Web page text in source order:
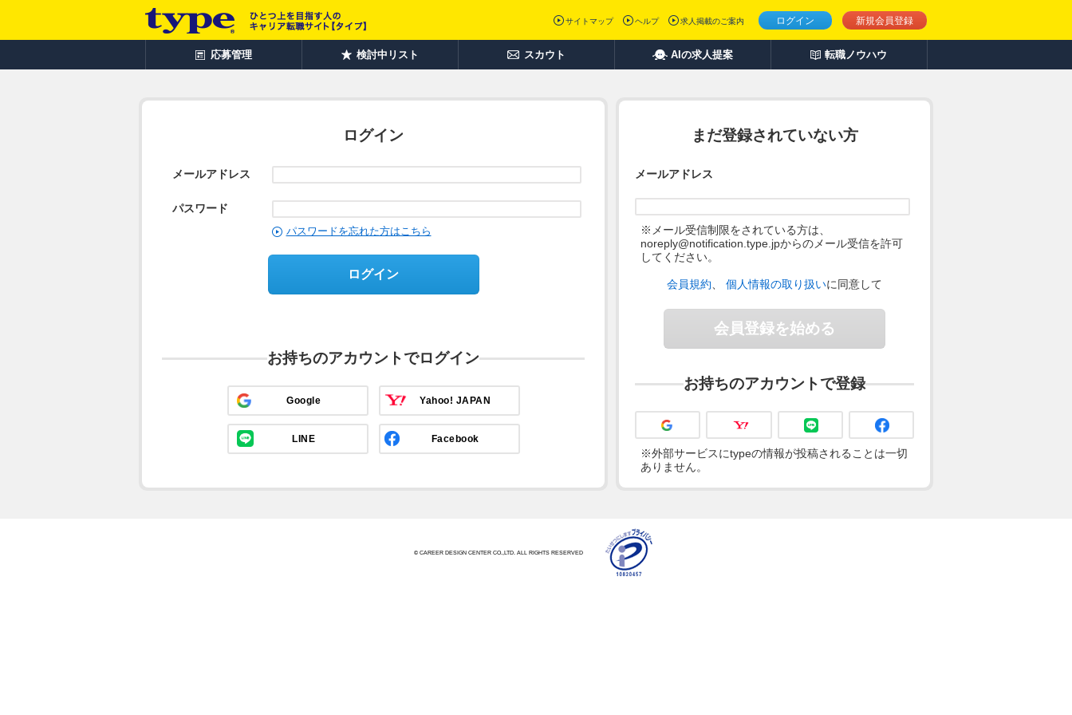
ログイン 新規会員登録
サイトマップ ヘルプ 求人掲載のご案内
応募管理 検討中リスト スカウト AIの求人提案 転職ノウハウ
ログイン
メールアドレス
パスワード
パスワードを忘れた方はこちら
ログイン
お持ちのアカウントでログイン
Google Yahoo! JAPAN
LINE Facebook
まだ登録されていない方
メールアドレス
※メール受信制限をされている方は、
noreply@notification.type.jpからのメール受信を許可
してください。
会員規約 個人情報の取り扱いに同意して
会員登録を始める
お持ちのアカウントで登録
※外部サービスにtypeの情報が投稿されることは一切
ありません。
© CAREER DESIGN CENTER CO.,LTD. ALL RIGHTS RESERVED